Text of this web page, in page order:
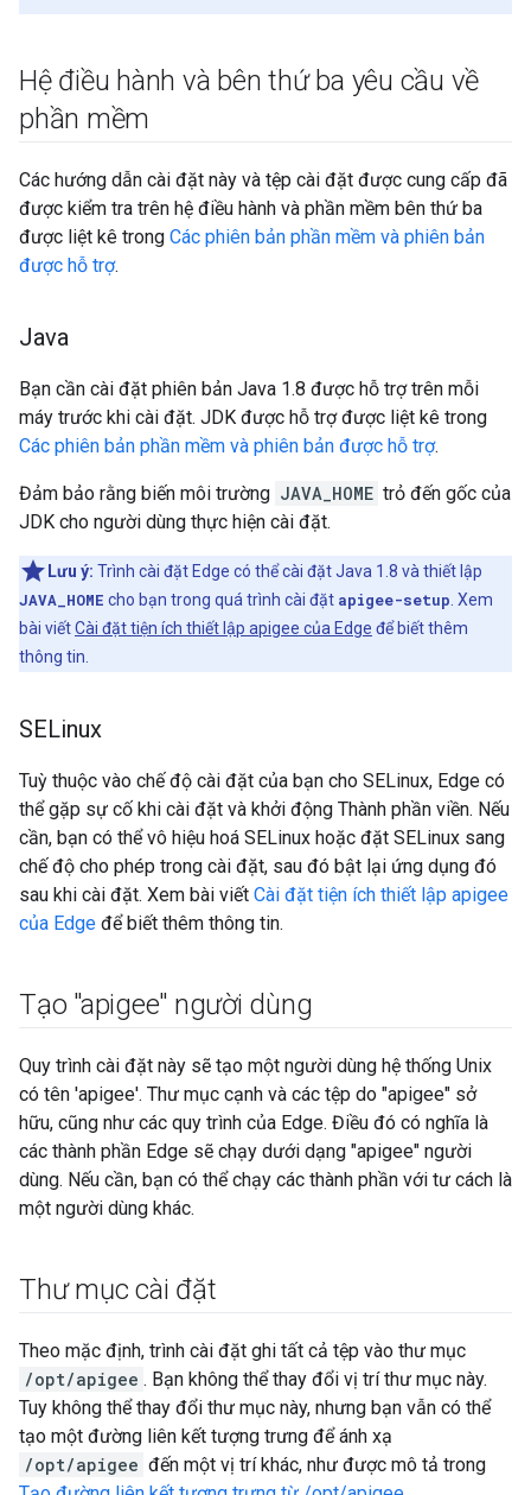
Hệ điều hành và bên thứ ba yêu cầu về
phần mềm
Các hướng dẫn cài đặt này và tệp cài đặt được cung cấp đã
được kiểm tra trên hệ điều hành và phần mềm bên thứ ba
được liệt kê trong Các phiên bản phần mềm và phiên bản
được hỗ trợ.
Java
Bạn cần cài đặt phiên bản Java 1.8 được hỗ trợ trên mỗi
máy trước khi cài đặt. JDK được hỗ trợ được liệt kê trong
Các phiên bản phần mềm và phiên bản được hỗ trợ.
Đảm bảo rằng biến môi trường JAVA_HOME trỏ đến gốc của
JDK cho người dùng thực hiện cài đặt.
Lưu ý: Trình cài đặt Edge có thể cài đặt Java 1.8 và thiết lập
JAVA_HOME cho bạn trong quá trình cài đặt apigee-setup . Xem
bài viếtCài đặt tiện ích thiết lập apigee của Edge để biết thêm
thông tin.
SELinux
Tuỳ thuộc vào chế độ cài đặt của bạn cho SELinux, Edge có
thể gặp sự cố khi cài đặt và khởi động Thành phần viền. Nếu
cần, bạn có thể vô hiệu hoá SELinux hoặc đặt SELinux sang
chế độ cho phép trong cài đặt, sau đó bật lại ứng dụng đó
sau khi cài đặt. Xem bài viết Cài đặt tiện ích thiết lập apigee
của Edge để biết thêm thông tin.
Tạo "apigee" người dùng
Quy trình cài đặt này sẽ tạo một người dùng hệ thống Unix
có tên 'apigee'. Thư mục cạnh và các tệp do "apigee" sở
hữu, cũng như các quy trình của Edge. Điều đó có nghĩa là
các thành phần Edge sẽ chạy dưới dạng "apigee" người
dùng. Nếu cần, bạn có thể chạy các thành phần với tư cách là
một người dùng khác.
Thư mục cài đặt
Theo mặc định, trình cài đặt ghi tất cả tệp vào thư mục
/opt/apigee . Bạn không thể thay đổi vị trí thư mục này.
Tuy không thể thay đổi thư mục này, nhưng bạn vẫn có thể
tạo một đường liên kết tượng trưng để ánh xạ
/opt/apigee đến một vị trí khác, như được mô tả trong